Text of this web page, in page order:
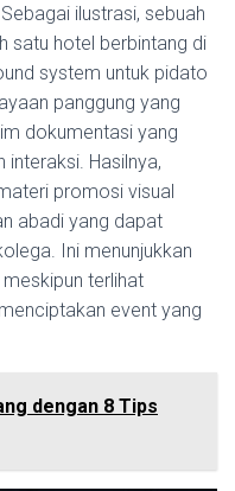
ilustrasi, sebuah
satu hotel berbintang di
system untuk pidato
panggung yang
dokumentasi yang
Hasilnya,
promosi visual
abadi yang dapat
Ini menunjukkan
terlihat
event yang
dengan 8 Tips